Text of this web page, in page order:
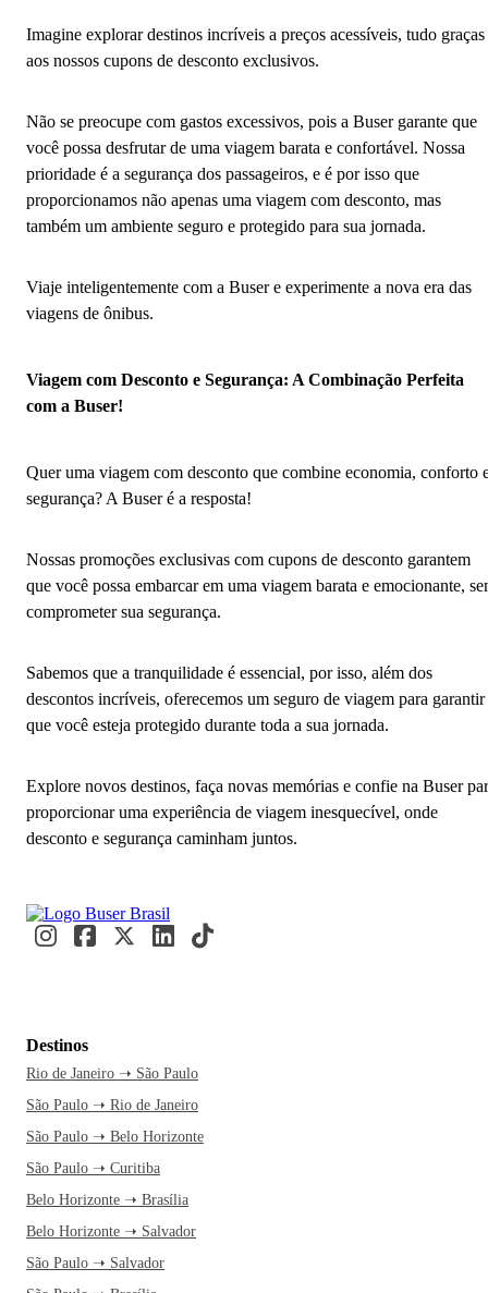
Imagine explorar destinos incríveis a preços acessíveis, tudo graças
aos nossos cupons de desconto exclusivos.
Não se preocupe com gastos excessivos, pois a Buser garante que
você possa desfrutar de uma viagem barata e confortável. Nossa
prioridade é a segurança dos passageiros, e é por isso que
proporcionamos não apenas uma viagem com desconto, mas
também um ambiente seguro e protegido para sua jornada.
Viaje inteligentemente com a Buser e experimente a nova era das
viagens de ônibus.
Viagem com Desconto e Segurança: A Combinação Perfeita
com a Buser!
Quer uma viagem com desconto que combine economia, conforto
segurança? A Buser é a resposta!
Nossas promoções exclusivas com cupons de desconto garantem
que você possa embarcar em uma viagem barata e emocionante,
comprometer sua segurança.
Sabemos que a tranquilidade é essencial, por isso, além dos
descontos incríveis, oferecemos um seguro de viagem para garantir
que você esteja protegido durante toda a sua jornada.
Explore novos destinos, faça novas memórias e confie na Buser
proporcionar uma experiência de viagem inesquecível, onde
desconto e segurança caminham juntos.
Destinos
Rio de Janeiro ➝ São Paulo
São Paulo ➝ Rio de Janeiro
São Paulo ➝ Belo Horizonte
São Paulo ➝ Curitiba
Belo Horizonte ➝ Brasília
Belo Horizonte ➝ Salvador
São Paulo ➝ Salvador